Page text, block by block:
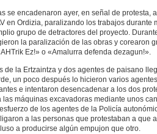
se encadenaron ayer, en señal de protesta,
en Ordizia, paralizando los trabajos durante
grupo de detractores del proyecto.
la paralización de las obras y corearon
Ez!» o «Amalurra defenda dezagun!».
de la Ertzaintza y dos agentes de paisano
un poco después lo hicieron varios
e intentaron desencadenar a los dos
las máquinas excavadoras mediante unos
de los agentes de la Policía
a las personas que protestaban a que
a producirse algún empujon que otro.